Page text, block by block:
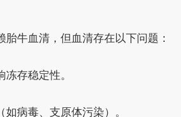
牛血清，但血清存在以下问题：
存稳定性。
病毒、支原体污染）。